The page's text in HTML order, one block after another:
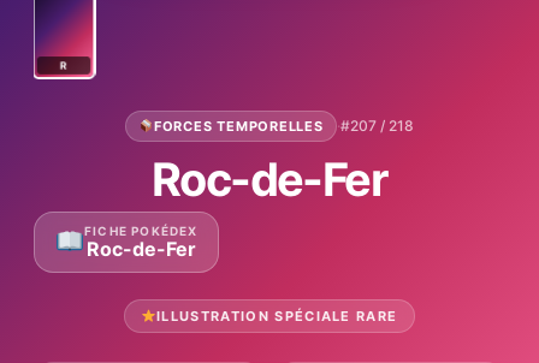
R
FORCES TEMPORELLES ·#207 / 218
Roc-de-Fer
FICHE POKÉDEX
Roc-de-Fer
ILLUSTRATION SPÉCIALE RARE